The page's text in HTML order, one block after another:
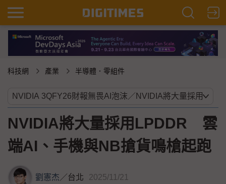
科技網 產業 半導體．零組件
NVIDIA將大量採用LPDDR 雲
端AI、手機與NB搶貨鳴槍起跑
劉憲杰／台北 2025/11/21